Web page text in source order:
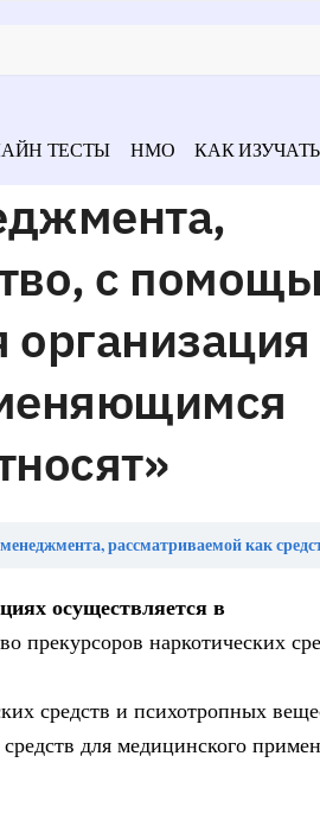
ТЕСТЫ НМО КАК ИЗУЧАТЬ
с
организация
с помощью которого фармацевтическая организация может приспособиться к изменяющимся условиям
осуществляется в
прекурсоров наркотических
средств и психотропных
для медицинского